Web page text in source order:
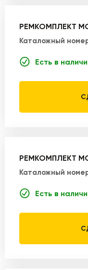
РЕМКОМПЛЕКТ
Каталожный
Есть в
РЕМКОМПЛЕКТ
Каталожный
Есть в